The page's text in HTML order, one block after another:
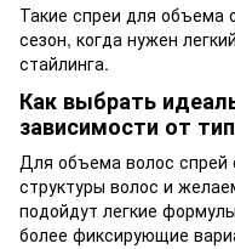
Такие спреи для объема
сезон, когда нужен
стайлинга.
Как выбрать
зависимости от
Для объема волос спрей
структуры волос и
подойдут легкие
более фиксирующие